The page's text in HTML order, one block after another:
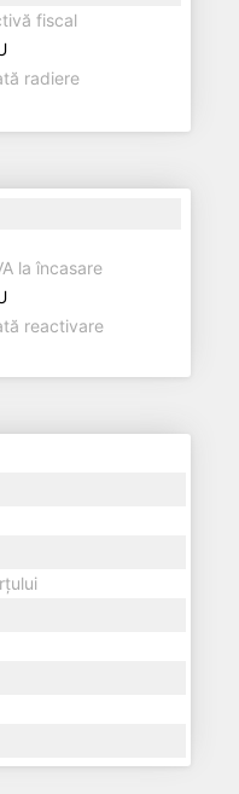
fiscal
radiere
la încasare
reactivare